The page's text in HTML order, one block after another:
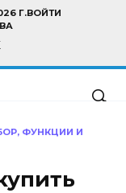
Г.ВОЙТИ
ФУНКЦИИ И